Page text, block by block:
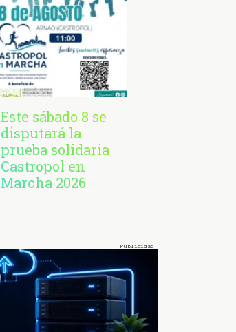
Este sábado 8 se
disputará la
prueba solidaria
Castropol en
Marcha 2026